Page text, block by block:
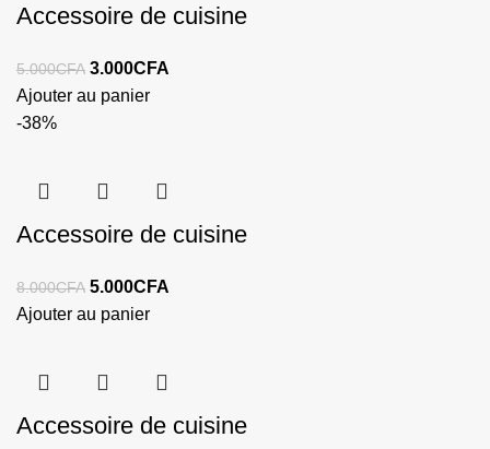
Accessoire de cuisine
5.000CFA 3.000CFA
Ajouter au panier
-38%
Accessoire de cuisine
8.000CFA 5.000CFA
Ajouter au panier
Accessoire de cuisine